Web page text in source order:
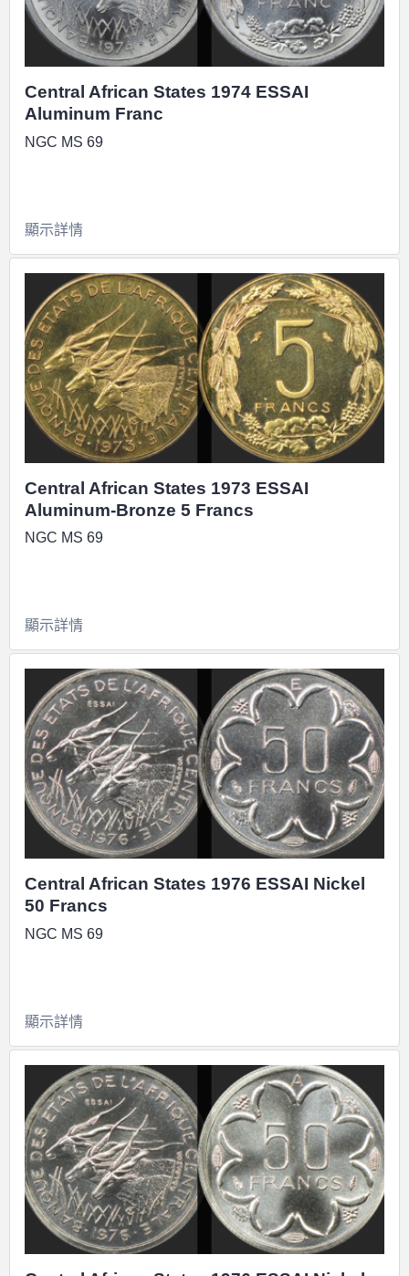
Central African States 1974 ESSAI
Aluminum Franc
NGC MS 69
顯示詳情
Central African States 1973 ESSAI
Aluminum-Bronze 5 Francs
NGC MS 69
顯示詳情
Central African States 1976 ESSAI Nickel
50 Francs
NGC MS 69
顯示詳情